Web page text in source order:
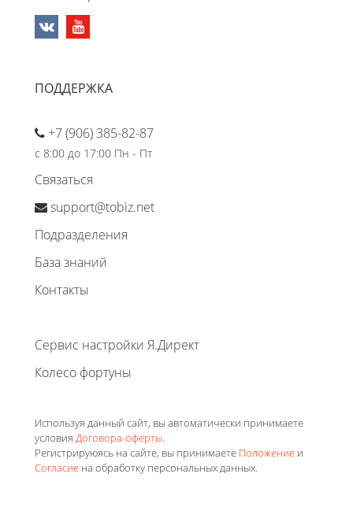
ПОДДЕРЖКА
+7 (906) 385-82-87
с 8:00 до 17:00 Пн - Пт
Связаться
support@tobiz.net
Подразделения
База знаний
Контакты
Сервис настройки Я.Директ
Колесо фортуны
Используя данный сайт, вы автоматически принимаете
условия Договора-оферты.
Регистрируюясь на сайте, вы принимаете Положение и
Согласие на обработку персональных данных.